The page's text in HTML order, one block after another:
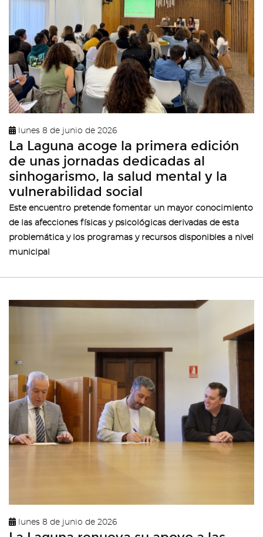
lunes 8 de junio de 2026
La Laguna acoge la primera edición
de unas jornadas dedicadas al
sinhogarismo, la salud mental y la
vulnerabilidad social
Este encuentro pretende fomentar un mayor conocimiento
de las afecciones físicas y psicológicas derivadas de esta
problemática y los programas y recursos disponibles a nivel
municipal
lunes 8 de junio de 2026